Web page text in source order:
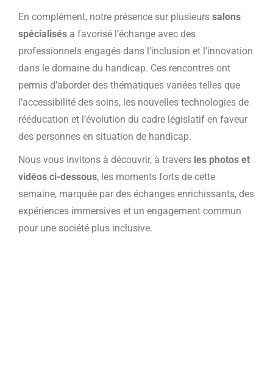
En complément, notre présence sur plusieurs salons
spécialisés a favorisé l’échange avec des
professionnels engagés dans l’inclusion et l’innovation
dans le domaine du handicap. Ces rencontres ont
permis d’aborder des thématiques variées telles que
l’accessibilité des soins, les nouvelles technologies de
rééducation et l’évolution du cadre législatif en faveur
des personnes en situation de handicap.
Nous vous invitons à découvrir, à travers les photos et
vidéos ci-dessous, les moments forts de cette
semaine, marquée par des échanges enrichissants, des
expériences immersives et un engagement commun
pour une société plus inclusive.